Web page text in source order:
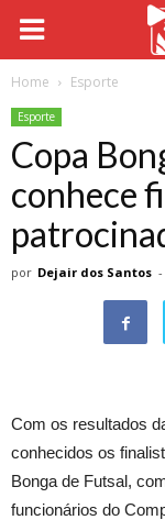
Home Esporte
Esporte
Copa
conhece
por Dejair dos Santos -
Com os resultados
conhecidos os
Bonga de Futsal,
funcionários do